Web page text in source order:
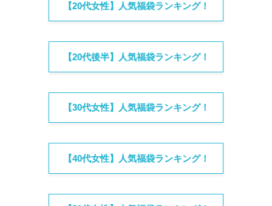
【20代女性】人気福袋ランキング！
【20代後半】人気福袋ランキング！
【30代女性】人気福袋ランキング！
【40代女性】人気福袋ランキング！